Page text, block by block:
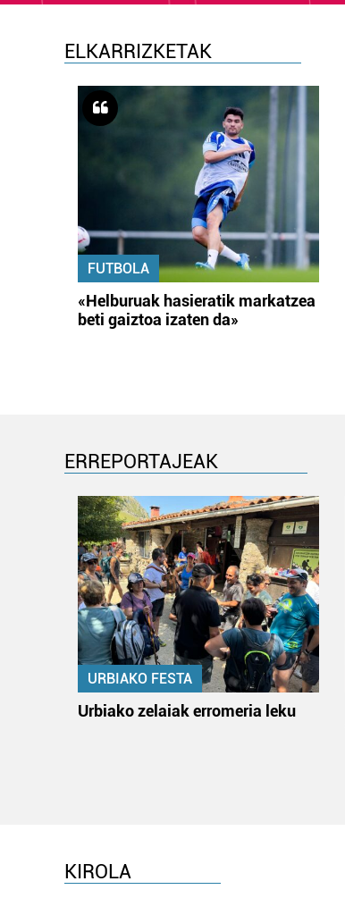
ELKARRIZKETAK
FUTBOLA
«Helburuak hasieratik markatzea
beti gaiztoa izaten da»
ERREPORTAJEAK
URBIAKO FESTA
Urbiako zelaiak erromeria leku
KIROLA